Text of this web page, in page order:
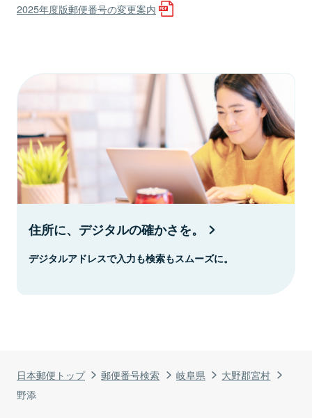
日本郵便トップ 郵便番号検索 岐阜県
大野郡宮村
野添
2025年度版郵便番号の変更案内
住所に、デジタルの確かさを。
デジタルアドレスで入力も検索もスムーズに。